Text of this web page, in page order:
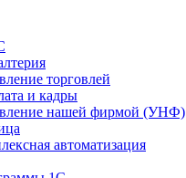
торговлей
и кадры
нашей фирмой (УНФ)
автоматизация